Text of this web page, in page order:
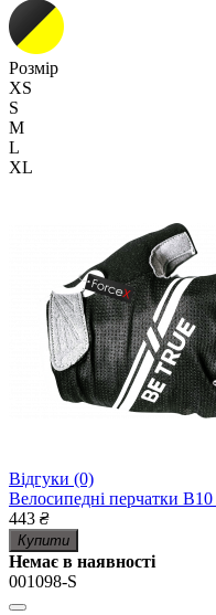
Розмір
XS
S
M
L
XL
Відгуки (0)
Велосипедні перчатки
443 ₴
Купити
Немає в наявності
001098-S